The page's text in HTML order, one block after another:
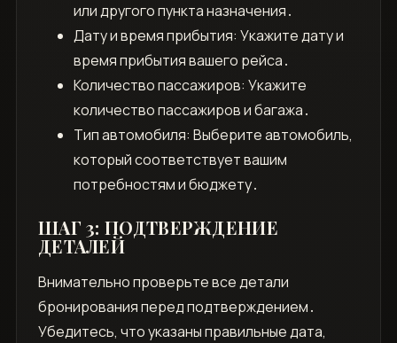
или другого пункта назначения․
Дату и время прибытия: Укажите дату и
время прибытия вашего рейса․
Количество пассажиров: Укажите
количество пассажиров и багажа․
Тип автомобиля: Выберите автомобиль,
который соответствует вашим
потребностям и бюджету․
ШАГ 3: ПОДТВЕРЖДЕНИЕ
ДЕТАЛЕЙ
Внимательно проверьте все детали
бронирования перед подтверждением․
Убедитесь, что указаны правильные дата,